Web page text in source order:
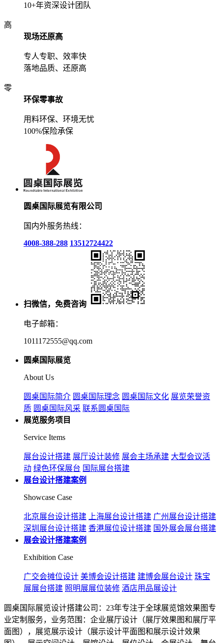
10+年资深设计团队
高
现场还原高
专人专职、效率快
落地品质、还原高
零
环保零事故
用料环保、环境无忧
100%保险承保
圆桌国际展览有限公司
国内外服务热线：
4008-388-288 13512724422
扫微信，免费咨询
电子邮箱：
1011172555@qq.com
圆桌国际展览
About Us
圆桌国际简介 圆桌国际理念 圆桌国际文化 展览荣誉资
质 圆桌国际风采 联系圆桌国际
展览服务项目
Service Items
展台设计搭建 展厅设计装修 展会主场承建 大型会议活
动 绿色环保展台 国际展台搭建
展台设计搭建案例
Showcase Case
北京展台设计搭建 上海展台设计搭建 广州展台设计搭建
深圳展台设计搭建 香港展位设计搭建 国外展会展台搭建
展会设计搭建案例
Exhibition Case
广交会摊位设计 美博会设计搭建 建博会展台设计 珠宝
展展台搭建 照明展展位装修 酒店用品展设计
圆桌国际展览设计搭建公司：23年专注于全球展览馆效果图专
业定制服务，业务范围：企业展厅设计（展厅效果图和展厅平
面图），展览展示设计（展示设计平面图和展示设计效果